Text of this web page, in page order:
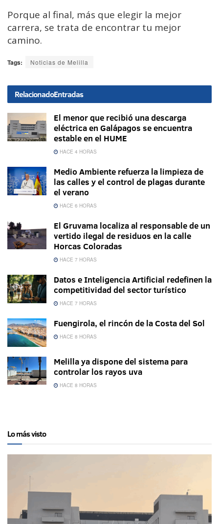
Porque al final, más que elegir la mejor
carrera, se trata de encontrar tu mejor
camino.
Tags: Noticias de Melilla
RelacionadoEntradas
El menor que recibió una descarga
eléctrica en Galápagos se encuentra
estable en el HUME
HACE 4 HORAS
Medio Ambiente refuerza la limpieza de
las calles y el control de plagas durante
el verano
HACE 6 HORAS
El Gruvama localiza al responsable de un
vertido ilegal de residuos en la calle
Horcas Coloradas
HACE 7 HORAS
Datos e Inteligencia Artificial redefinen la
competitividad del sector turístico
HACE 7 HORAS
Fuengirola, el rincón de la Costa del Sol
HACE 8 HORAS
Melilla ya dispone del sistema para
controlar los rayos uva
HACE 8 HORAS
Lo más visto